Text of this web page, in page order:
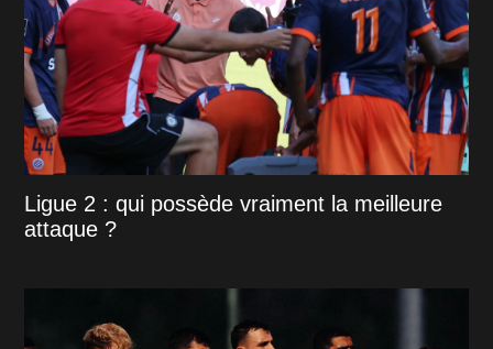
Ligue 2 : qui possède vraiment la meilleure
attaque ?